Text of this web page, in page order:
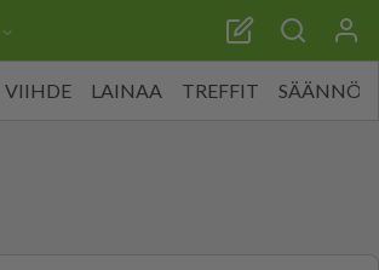
VIIHDE LAINAA TREFFIT SÄÄNNÖT